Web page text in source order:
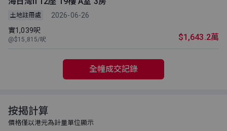
土地註冊處
2026-06-26
實1,039呎
@$15,815/呎 $1,643.2萬
全幢成交記錄
按揭計算
價格僅以港元為計量單位顯示